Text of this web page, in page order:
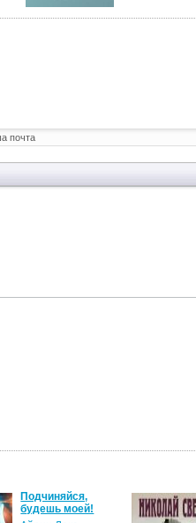
Подчиняйся,
будешь моей!